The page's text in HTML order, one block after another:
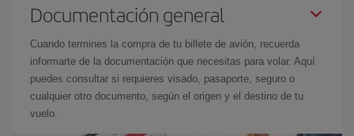
Documentación general
Cuando termines la compra de tu billete de avión, recuerda
informarte de la documentación que necesitas para volar. Aquí
puedes consultar si requieres visado, pasaporte, seguro o
cualquier otro documento, según el origen y el destino de tu
vuelo.